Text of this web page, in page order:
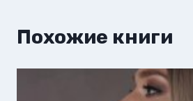
Похожие книги